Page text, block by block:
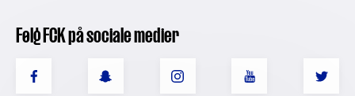
Følg FCK på sociale medier